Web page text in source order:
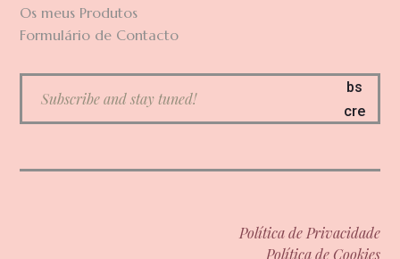
Os meus Produtos
Formulário de Contacto
bs
cre
Política de Privacidade
Política de Cookies